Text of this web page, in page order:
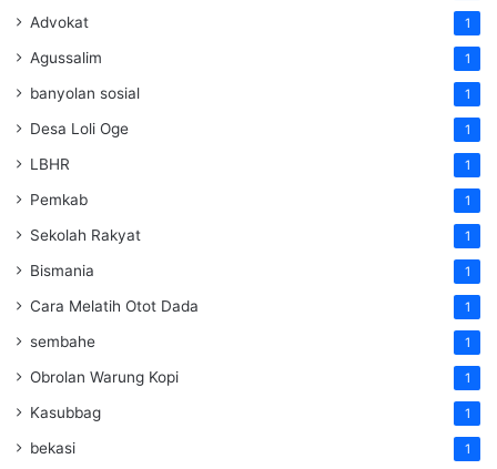
Advokat 1
Agussalim 1
banyolan sosial 1
Desa Loli Oge 1
LBHR 1
Pemkab 1
Sekolah Rakyat 1
Bismania 1
Cara Melatih Otot Dada 1
sembahe 1
Obrolan Warung Kopi 1
Kasubbag 1
bekasi 1